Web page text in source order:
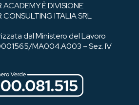
ACADEMY È DIVISIONE
CONSULTING ITALIA SRL
dal Ministero del Lavoro
MA004.A003 – Sez. IV